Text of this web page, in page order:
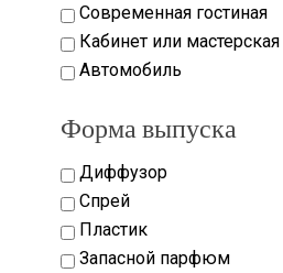
Современная гостиная
Кабинет или мастерская
Автомобиль
Форма выпуска
Диффузор
Спрей
Пластик
Запасной парфюм